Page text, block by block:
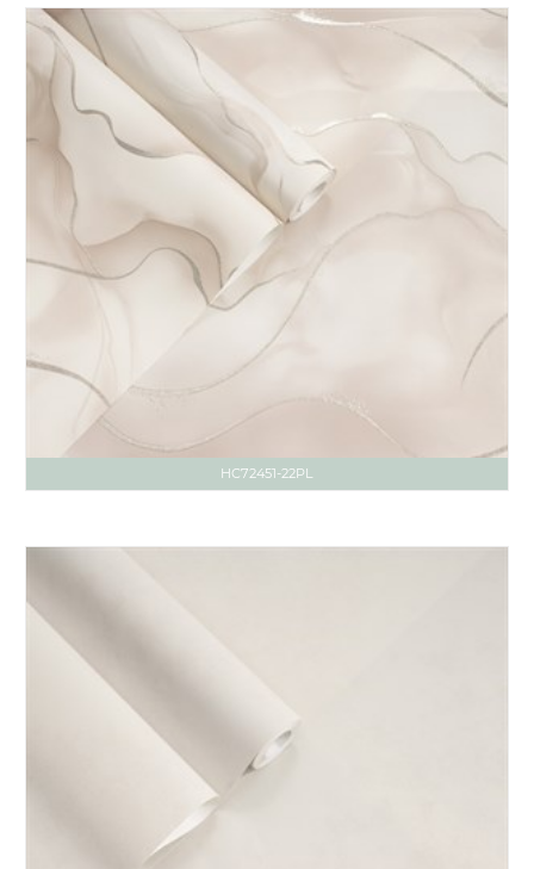
HC72451-22PL